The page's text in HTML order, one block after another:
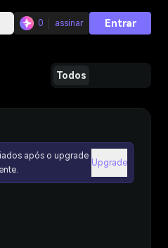
0 assinar Entrar
Todos
após o upgrade
Upgrade